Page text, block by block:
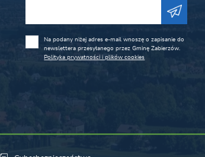
Na podany niżej adres e-mail wnoszę o zapisanie do
newslettera przesyłanego przez Gminę Zabierzów.
Polityka prywatności i plików cookies